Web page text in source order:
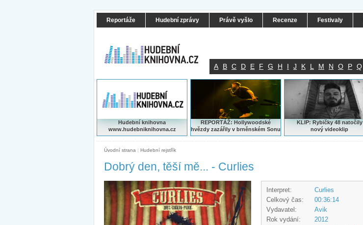
Reportáže Hudební zprávy Právě vyšlo Recenze Festivaly
A B C D E F G H I J K L M N O P Q
Hudební knihovna
www.hudebniknihovna.cz
REPORTÁŽ: Hollywoodské
hvězdy zazářily v brněnském Sonu
KLIP: Rybičky 48 natočily
nový videoklip
Úvodní strana | Hudební rejstřík
Dobrý den, těší mě... - Curlies
Interpret:
Curlies
Celkový čas:
00:36:14
Vydavatel:
Avik
Rok vydání:
2012